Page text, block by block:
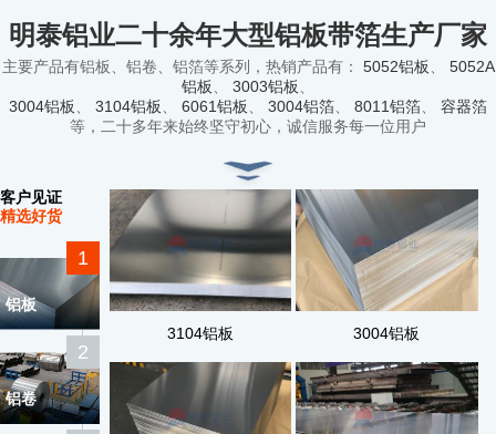
明泰铝业二十余年大型铝板带箔生产厂家
主要产品有铝板、铝卷、铝箔等系列，热销产品有： 5052铝板、 5052A
铝板、 3003铝板、
3004铝板、 3104铝板、 6061铝板、 3004铝箔、 8011铝箔、 容器箔
等，二十多年来始终坚守初心，诚信服务每一位用户
客户见证
精选好货
1
铝板
2
铝卷
3104铝板 3004铝板